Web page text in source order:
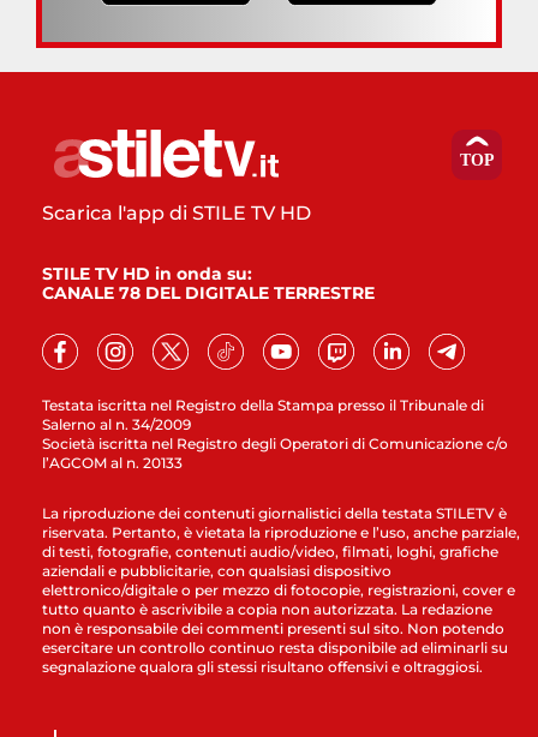
Testata iscritta nel Registro della Stampa presso il Tribunale di
Salerno al n. 34/2009
Società iscritta nel Registro degli Operatori di Comunicazione c/o
l’AGCOM al n. 20133
Scarica l'app di STILE TV HD
STILE TV HD in onda su:
CANALE 78 DEL DIGITALE TERRESTRE
La riproduzione dei contenuti giornalistici della testata STILETV è
riservata. Pertanto, è vietata la riproduzione e l’uso, anche parziale,
di testi, fotografie, contenuti audio/video, filmati, loghi, grafiche
aziendali e pubblicitarie, con qualsiasi dispositivo
elettronico/digitale o per mezzo di fotocopie, registrazioni, cover e
tutto quanto è ascrivibile a copia non autorizzata. La redazione
non è responsabile dei commenti presenti sul sito. Non potendo
esercitare un controllo continuo resta disponibile ad eliminarli su
segnalazione qualora gli stessi risultano offensivi e oltraggiosi.